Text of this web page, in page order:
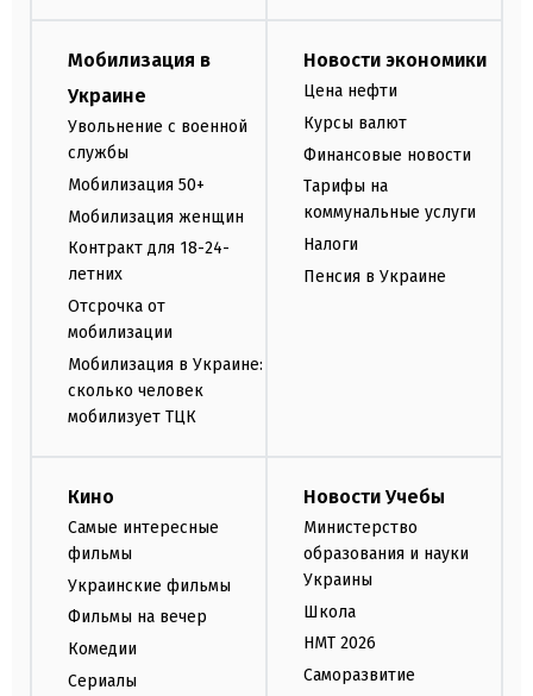
Мобилизация в
Украине
Увольнение с военной
службы
Мобилизация 50+
Мобилизация женщин
Контракт для 18-24-
летних
Отсрочка от
мобилизации
Мобилизация в Украине:
сколько человек
мобилизует ТЦК
Новости экономики
Цена нефти
Курсы валют
Финансовые новости
Тарифы на
коммунальные услуги
Налоги
Пенсия в Украине
Кино
Самые интересные
фильмы
Украинские фильмы
Фильмы на вечер
Комедии
Сериалы
Новости Учебы
Министерство
образования и науки
Украины
Школа
НМТ 2026
Саморазвитие